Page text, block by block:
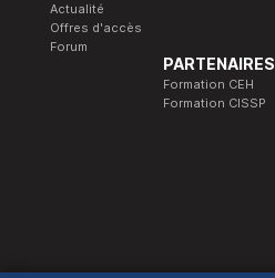
Actualité
Offres d'accès
Forum
PARTENAIRES
Formation CEH
Formation CISSP